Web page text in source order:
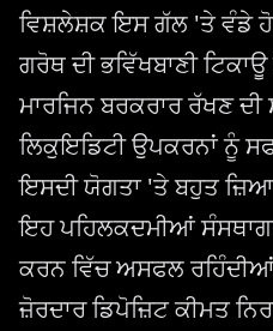
ਵਿਸ਼ਲੇਸ਼ਕ ਇਸ ਗੱਲ 'ਤੇ ਵੰਡੇ
ਗਰੋਥ ਦੀ ਭਵਿੱਖਬਾਣੀ
ਮਾਰਜਿਨ ਬਰਕਰਾਰ ਰੱਖਣ
ਲਿਕੁਇਡਿਟੀ ਉਪਕਰਨਾਂ ਨੂੰ
ਇਸਦੀ ਯੋਗਤਾ 'ਤੇ ਬਹੁਤ
ਇਹ ਪਹਿਲਕਦਮੀਆਂ
ਕਰਨ ਵਿੱਚ ਅਸਫਲ
ਜ਼ੋਰਦਾਰ ਡਿਪੋਜ਼ਿਟ ਕੀਮਤ